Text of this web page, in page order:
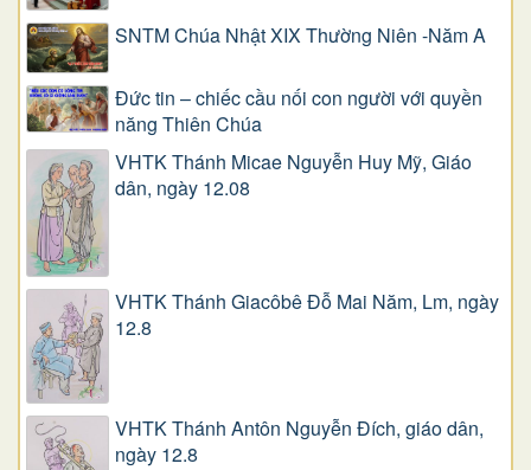
SNTM Chúa Nhật XIX Thường Niên -Năm A
Đức tin – chiếc cầu nối con người với quyền
năng Thiên Chúa
VHTK Thánh Micae Nguyễn Huy Mỹ, Giáo
dân, ngày 12.08
VHTK Thánh Giacôbê Ðỗ Mai Năm, Lm, ngày
12.8
VHTK Thánh Antôn Nguyễn Ðích, giáo dân,
ngày 12.8